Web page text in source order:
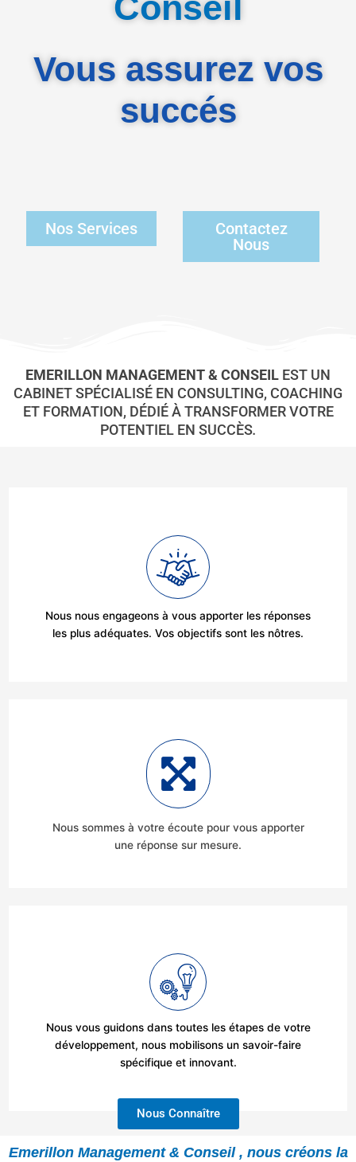
Vous assurez vos
succés
Nos Services
Contactez
Nous
EMERILLON MANAGEMENT & CONSEIL EST UN
CABINET SPÉCIALISÉ EN CONSULTING, COACHING
ET FORMATION, DÉDIÉ À TRANSFORMER VOTRE
POTENTIEL EN SUCCÈS.
Nous nous engageons à vous apporter les réponses
les plus adéquates. Vos objectifs sont les nôtres.
Nous sommes à votre écoute pour vous apporter
une réponse sur mesure.
Nous vous guidons dans toutes les étapes de votre
développement, nous mobilisons un savoir-faire
spécifique et innovant.
Nous Connaître
Emerillon Management & Conseil , nous créons la